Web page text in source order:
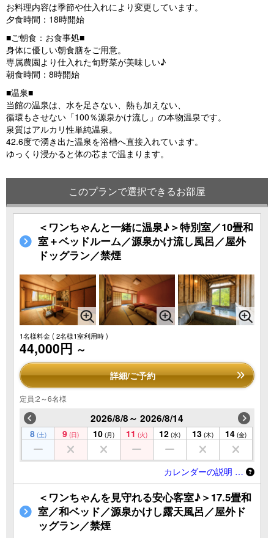
お料理内容は季節や仕入れにより変更しています。
夕食時間：18時開始
■ご朝食：お食事処■
身体に優しい朝食膳をご用意。
専属農園より仕入れた旬野菜が美味しい♪
朝食時間：8時開始
■温泉■
当館の温泉は、水を足さない、熱も加えない、
循環もさせない「100％源泉かけ流し」の本物温泉です。
泉質はアルカリ性単純温泉。
42.6度で湧き出た温泉を浴槽へ直接入れています。
ゆっくり浸かると体の芯まで温まります。
このプランで選択できるお部屋
＜ワンちゃんと一緒に温泉♪＞特別室／10畳和
室＋ベッドルーム／源泉かけ流し風呂／屋外
ドッグラン／禁煙
1名様料金( 2名様1室利用時 )
44,000円 ～
詳細/ご予約
定員:2～6名様
2026/8/8～ 2026/8/14
8 (土) 9 (日) 10 (月) 11 (火) 12 (水) 13 (木) 14 (金)
カレンダーの説明 …
＜ワンちゃんを見守れる安心客室♪＞17.5畳和
室／和ベッド／源泉かけし露天風呂／屋外ド
ッグラン／禁煙